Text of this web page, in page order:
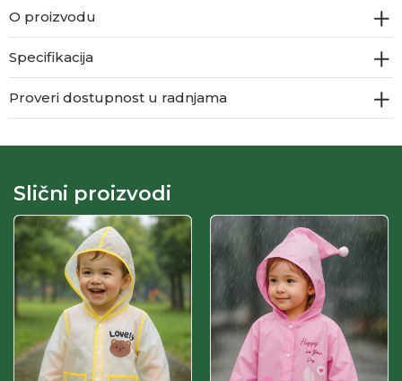
O proizvodu
Specifikacija
Proveri dostupnost u radnjama
Slični proizvodi